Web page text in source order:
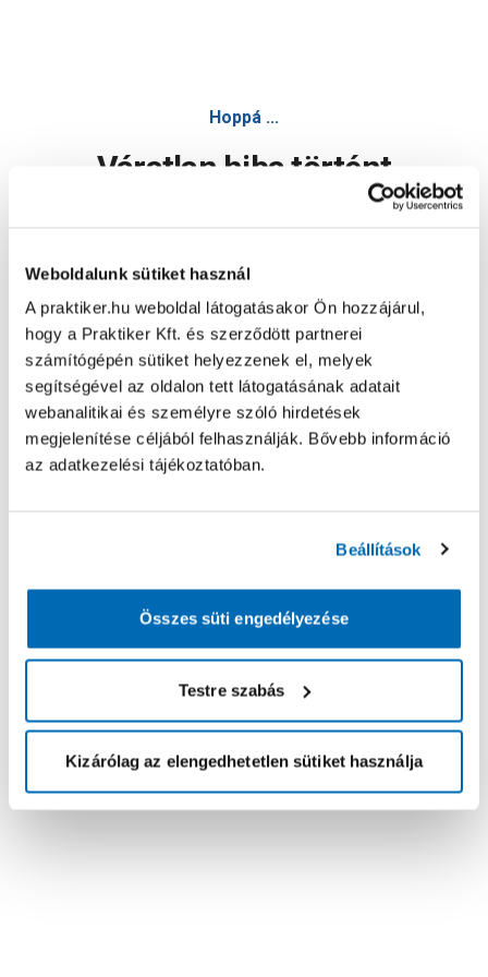
Weboldalunk sütiket használ
A praktiker.hu weboldal látogatásakor Ön hozzájárul,
hogy a Praktiker Kft. és szerződött partnerei
számítógépén sütiket helyezzenek el, melyek
segítségével az oldalon tett látogatásának adatait
webanalitikai és személyre szóló hirdetések
megjelenítése céljából felhasználják. Bővebb információ
az adatkezelési tájékoztatóban.
Beállítások
Összes süti engedélyezése
Testre szabás
Kizárólag az elengedhetetlen sütiket használja
Hoppá ...
Váratlan hiba történt
Oldal újratöltése